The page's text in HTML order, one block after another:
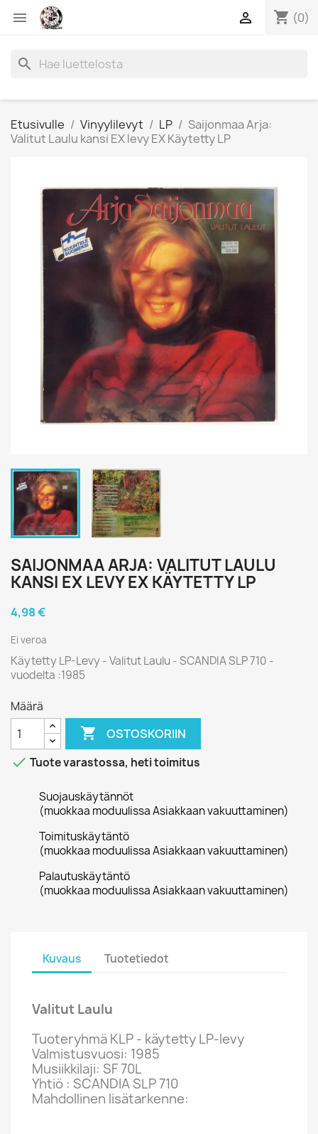
 shopping_cart (0)

search
Etusivulle Vinyylilevyt LP
Saijonmaa Arja:
Valitut Laulu kansi EX levy EX Käytetty LP
SAIJONMAA ARJA: VALITUT LAULU
KANSI EX LEVY EX KÄYTETTY LP
4,98 €
Ei veroa
Käytetty LP-Levy - Valitut Laulu - SCANDIA SLP 710 -
vuodelta :1985
Määrä
 OSTOSKORIIN
 Tuote varastossa, heti toimitus
Suojauskäytännöt
(muokkaa moduulissa Asiakkaan vakuuttaminen)
Toimituskäytäntö
(muokkaa moduulissa Asiakkaan vakuuttaminen)
Palautuskäytäntö
(muokkaa moduulissa Asiakkaan vakuuttaminen)
Kuvaus Tuotetiedot
Valitut Laulu
Tuoteryhmä KLP - käytetty LP-levy
Valmistusvuosi: 1985
Musiikkilaji: SF 70L
Yhtiö : SCANDIA SLP 710
Mahdollinen lisätarkenne: